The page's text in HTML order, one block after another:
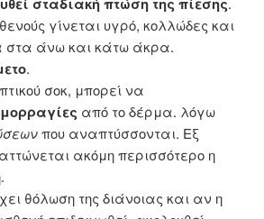
γίνεται υγρό, κολλώδες και
στα άνω και κάτω άκρα.
.
σοκ, μπορεί να
από το δέρμα. λόγω
που αναπτύσσονται. Εξ
ακόμη περισσότερο η
θόλωση της διάνοιας και αν η